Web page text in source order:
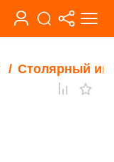
Столярный